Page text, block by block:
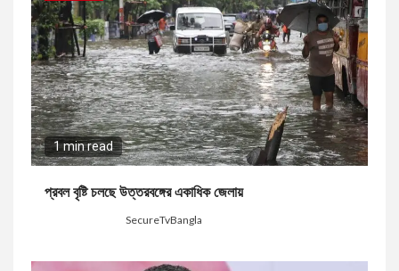
1 min read
প্রবল বৃষ্টি চলছে উত্তরবঙ্গের একাধিক জেলায়
SecureTvBangla